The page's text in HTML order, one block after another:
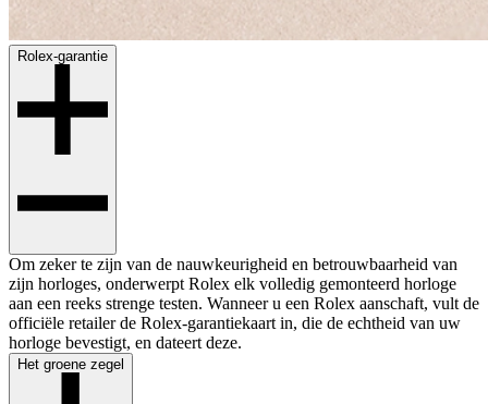
Rolex-garantie
Om zeker te zijn van de nauwkeurigheid en betrouwbaarheid van
zijn horloges, onderwerpt Rolex elk volledig gemonteerd horloge
aan een reeks strenge testen. Wanneer u een Rolex aanschaft, vult de
officiële retailer de Rolex-garantiekaart in, die de echtheid van uw
horloge bevestigt, en dateert deze.
Het groene ­zegel